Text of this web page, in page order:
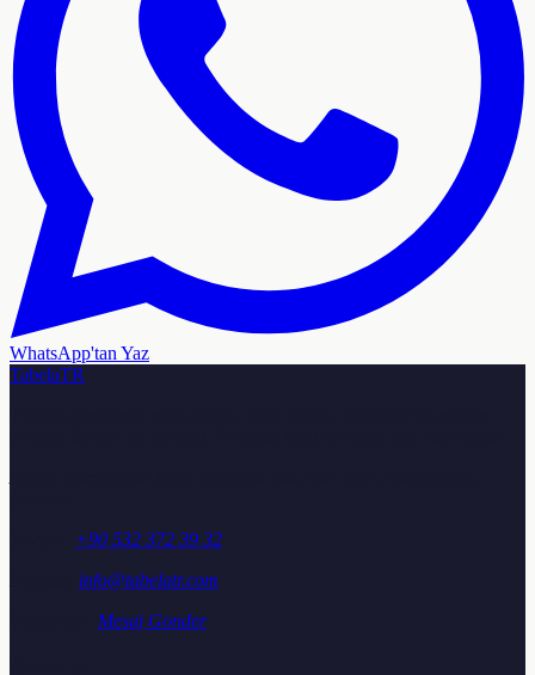
WhatsApp'tan Yaz
TabelaTR
+90 532 372 39 32
info@tabelatr.com
Mesaj Gonder